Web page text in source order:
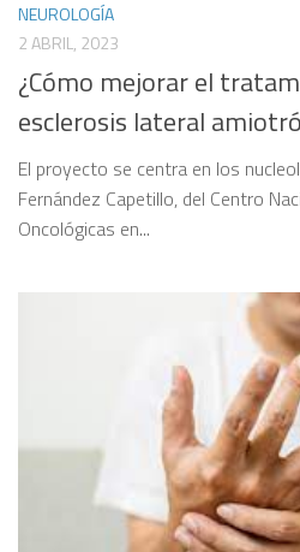
NEUROLOGÍA
2 ABRIL, 2023
¿Cómo mejorar el
esclerosis lateral
El proyecto se centra en los
Fernández Capetillo, del Centro
Oncológicas en...